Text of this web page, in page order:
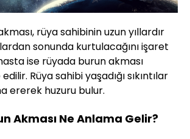
rüya sahibinin uzun yıllardır
sonunda kurtulacağını işaret
ise rüyada burun akması
Rüya sahibi yaşadığı sıkıntılar
ererek huzuru bulur.
Akması Ne Anlama Gelir?